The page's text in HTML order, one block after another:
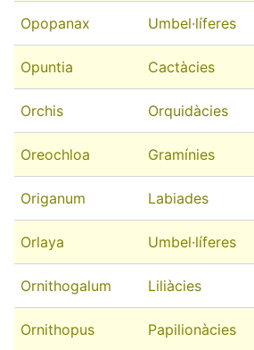
Opopanax
Umbel·líferes
Opuntia
Cactàcies
Orchis
Orquidàcies
Oreochloa
Gramínies
Origanum
Labiades
Orlaya
Umbel·líferes
Ornithogalum
Liliàcies
Ornithopus
Papilionàcies